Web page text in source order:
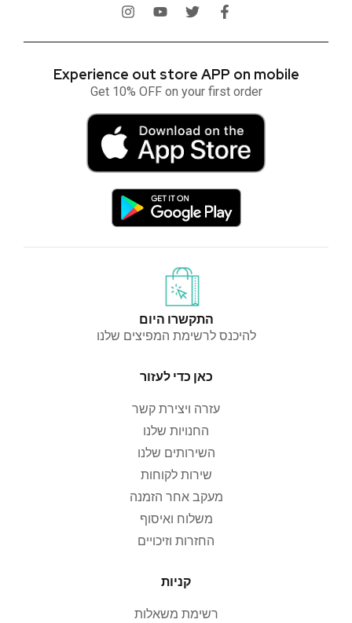
Experience out store APP on mobile
Get 10% OFF on your first order
התקשרו היום
להיכנס לרשימת המפיצים שלנו
כאן כדי לעזור
עזרה ויצירת קשר
החנויות שלנו
השירותים שלנו
שירות לקוחות
מעקב אחר הזמנה
משלוח ואיסוף
החזרות וזיכויים
קניות
רשימת משאלות